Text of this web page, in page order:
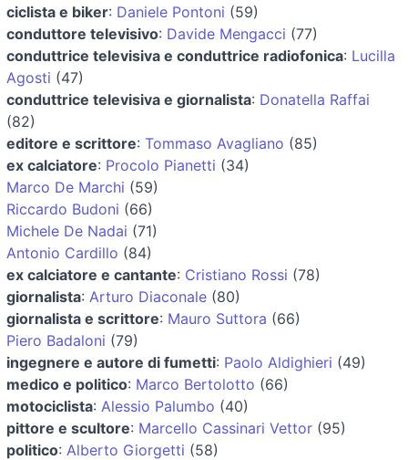
ciclista e biker: Daniele Pontoni (59)
conduttore televisivo: Davide Mengacci (77)
conduttrice televisiva e conduttrice radiofonica: Lucilla
Agosti (47)
conduttrice televisiva e giornalista: Donatella Raffai
(82)
editore e scrittore: Tommaso Avagliano (85)
ex calciatore: Procolo Pianetti (34)
Marco De Marchi (59)
Riccardo Budoni (66)
Michele De Nadai (71)
Antonio Cardillo (84)
ex calciatore e cantante: Cristiano Rossi (78)
giornalista: Arturo Diaconale (80)
giornalista e scrittore: Mauro Suttora (66)
Piero Badaloni (79)
ingegnere e autore di fumetti: Paolo Aldighieri (49)
medico e politico: Marco Bertolotto (66)
motociclista: Alessio Palumbo (40)
pittore e scultore: Marcello Cassinari Vettor (95)
politico: Alberto Giorgetti (58)